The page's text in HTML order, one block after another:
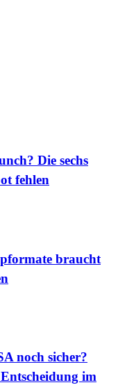
Die sechs
fehlen
braucht
noch sicher?
im